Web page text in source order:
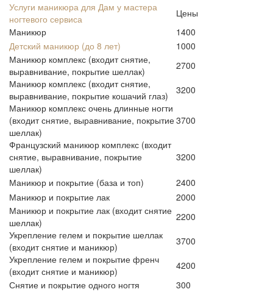
Услуги маникюра для Дам у мастера
ногтевого сервиса
Цены
Маникюр
1400
Детский маникюр (до 8 лет)
1000
Маникюр комплекс (входит снятие,
выравнивание, покрытие шеллак)
2700
Маникюр комплекс (входит снятие,
выравнивание, покрытие кошачий глаз)
3200
Маникюр комплекс очень длинные ногти
(входит снятие, выравнивание, покрытие
шеллак)
3700
Французский маникюр комплекс (входит
снятие, выравнивание, покрытие
шеллак)
3200
Маникюр и покрытие (база и топ)
2400
Маникюр и покрытие лак
2000
Маникюр и покрытие лак (входит снятие
шеллак)
2200
Укрепление гелем и покрытие шеллак
(входит снятие и маникюр)
3700
Укрепление гелем и покрытие френч
(входит снятие и маникюр)
4200
Снятие и покрытие одного ногтя
300